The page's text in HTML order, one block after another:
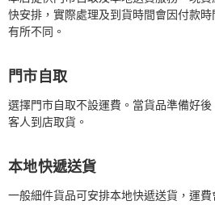
快安排，實際處理及到貨時間會因付款
有所不同。
門市自取
選擇門市自取不設運費。當貨品準備好
客人到店取貨。
本地快遞送貨
一般細件貨品可安排本地快遞送貨，運